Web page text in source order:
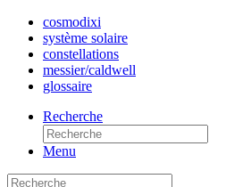
cosmodixi
système solaire
constellations
messier/caldwell
glossaire
Recherche
Menu